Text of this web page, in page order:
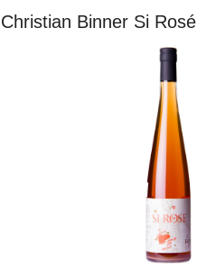
Christian Binner Si Rosé